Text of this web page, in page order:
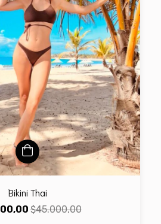
Bikini Thai
$45.000,00